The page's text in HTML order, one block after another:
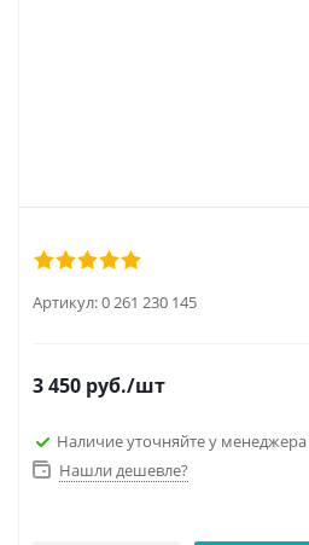
Артикул:0 261 230 145
3 450 руб./шт
Наличие уточняйте у менеджера
Нашли дешевле?